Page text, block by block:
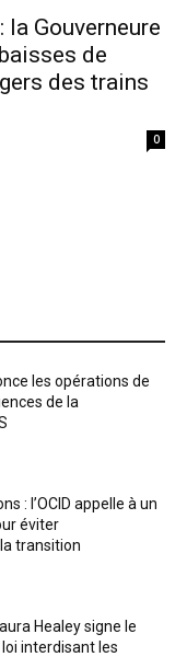
Gouverneure
de
des trains
0
les opérations de
de la
: l’OCID appelle à un
éviter
transition
Healey signe le
loi interdisant les